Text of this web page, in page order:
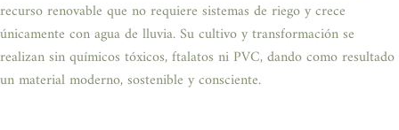
recurso renovable que no requiere sistemas de riego y crece
únicamente con agua de lluvia. Su cultivo y transformación se
realizan sin químicos tóxicos, ftalatos ni PVC, dando como resultado
un material moderno, sostenible y consciente.